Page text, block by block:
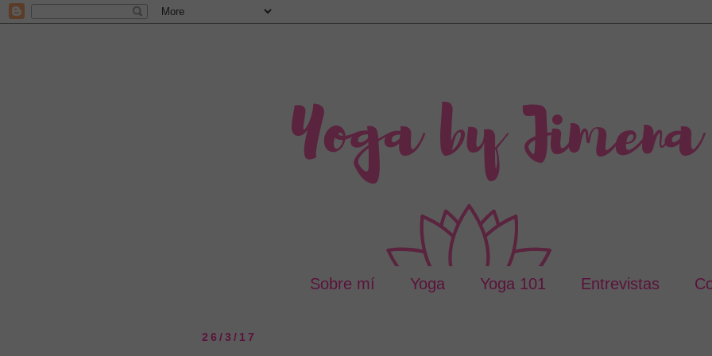
Sobre mí Yoga Yoga 101 Entrevistas
26/3/17